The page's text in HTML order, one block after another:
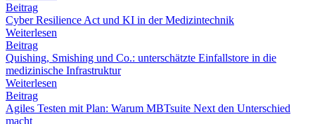
Beitrag
Cyber Resilience Act und KI in der Medizintechnik
Weiterlesen
Beitrag
Quishing, Smishing und Co.: unterschätzte Einfallstore in die
medizinische Infrastruktur
Weiterlesen
Beitrag
Agiles Testen mit Plan: Warum MBTsuite Next den Unterschied
macht